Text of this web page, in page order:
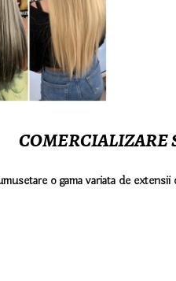
COMERCIALIZARE
o gama variata de extensii